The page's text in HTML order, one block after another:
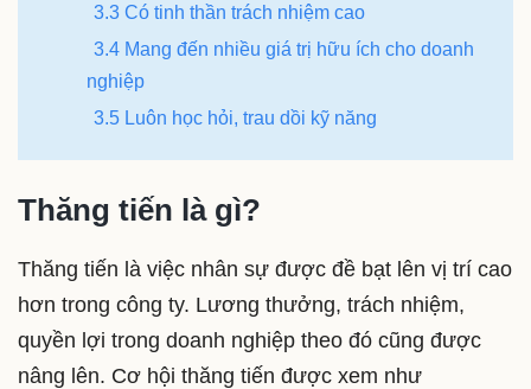
3.3 Có tinh thần trách nhiệm cao
3.4 Mang đến nhiều giá trị hữu ích cho doanh
nghiệp
3.5 Luôn học hỏi, trau dồi kỹ năng
Thăng tiến là gì?
Thăng tiến là việc nhân sự được đề bạt lên vị trí cao
hơn trong công ty. Lương thưởng, trách nhiệm,
quyền lợi trong doanh nghiệp theo đó cũng được
nâng lên. Cơ hội thăng tiến được xem như